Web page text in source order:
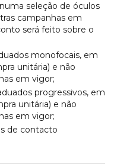
seleção de óculos
campanhas em
será feito sobre o
monofocais, em
unitária) e não
em vigor;
progressivos, em
unitária) e não
em vigor;
de contacto